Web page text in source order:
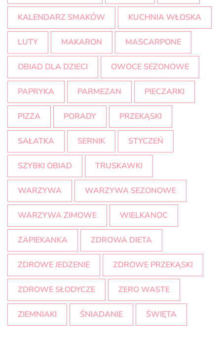
KALENDARZ SMAKÓW KUCHNIA WŁOSKA
LUTY MAKARON MASCARPONE
OBIAD DLA DZIECI OWOCE SEZONOWE
PAPRYKA PARMEZAN PIECZARKI
PIZZA PORADY PRZEKĄSKI
SAŁATKA SERNIK STYCZEŃ
SZYBKI OBIAD TRUSKAWKI
WARZYWA WARZYWA SEZONOWE
WARZYWA ZIMOWE WIELKANOC
ZAPIEKANKA ZDROWA DIETA
ZDROWE JEDZENIE ZDROWE PRZEKĄSKI
ZDROWE SŁODYCZE ZERO WASTE
ZIEMNIAKI ŚNIADANIE ŚWIĘTA